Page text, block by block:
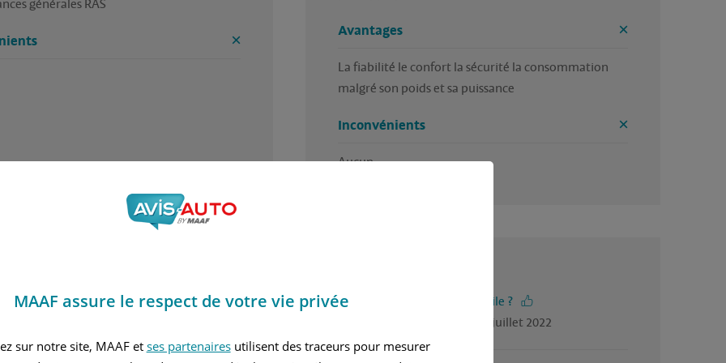
générales RAS
Avantages
La fiabilité le confort la sécurité la consommation
malgré son poids et sa puissance
Inconvénients
Aucun
trouvé cet avis utile ?
Avez-vous trouvé cet avis utile ?
Rédigé par Marie helene, en juillet 2022
MAAF assure le respect de votre vie privée
sur notre site, MAAF et ses partenairesutilisent des traceurs pour mesurer